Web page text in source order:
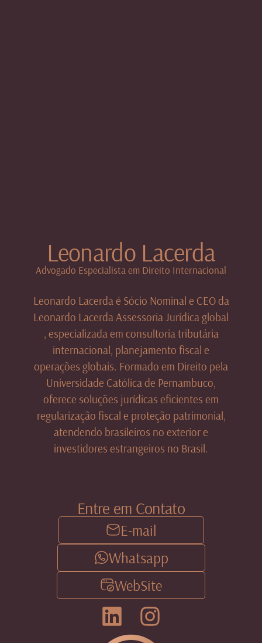
Leonardo Lacerda
Advogado Especialista em Direito Internacional
Leonardo Lacerda é Sócio Nominal e CEO da
Leonardo Lacerda Assessoria Jurídica global
, especializada em consultoria tributária
internacional, planejamento fiscal e
operações globais. Formado em Direito pela
Universidade Católica de Pernambuco,
oferece soluções jurídicas eficientes em
regularização fiscal e proteção patrimonial,
atendendo brasileiros no exterior e
investidores estrangeiros no Brasil.
Entre em Contato
E-mail
Whatsapp
WebSite